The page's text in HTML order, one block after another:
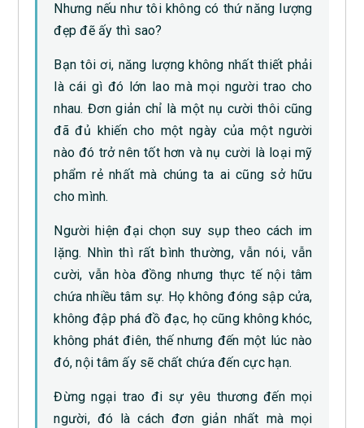
Nhưng nếu như tôi không có thứ năng lượng
đẹp đẽ ấy thì sao?
Bạn tôi ơi, năng lượng không nhất thiết phải
là cái gì đó lớn lao mà mọi người trao cho
nhau. Đơn giản chỉ là một nụ cười thôi cũng
đã đủ khiến cho một ngày của một người
nào đó trở nên tốt hơn và nụ cười là loại mỹ
phẩm rẻ nhất mà chúng ta ai cũng sở hữu
cho mình.
Người hiện đại chọn suy sụp theo cách im
lặng. Nhìn thì rất bình thường, vẫn nói, vẫn
cười, vẫn hòa đồng nhưng thực tế nội tâm
chứa nhiều tâm sự. Họ không đóng sập cửa,
không đập phá đồ đạc, họ cũng không khóc,
không phát điên, thế nhưng đến một lúc nào
đó, nội tâm ấy sẽ chất chứa đến cực hạn.
Đừng ngại trao đi sự yêu thương đến mọi
người, đó là cách đơn giản nhất mà mọi